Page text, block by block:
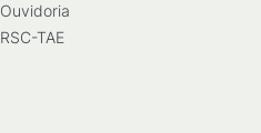
Ouvidoria
RSC-TAE